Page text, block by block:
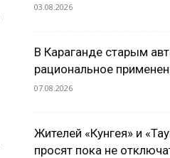
03.08.2026
В Караганде старым
рациональное
07.08.2026
Жителей «Кунгея» и
просят пока не